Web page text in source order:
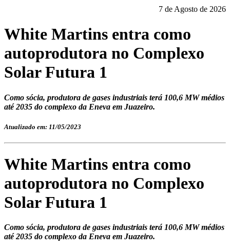
7 de Agosto de 2026
White Martins entra como
autoprodutora no Complexo
Solar Futura 1
Como sócia, produtora de gases industriais terá 100,6 MW médios
até 2035 do complexo da Eneva em Juazeiro.
Atualizado em: 11/05/2023
White Martins entra como
autoprodutora no Complexo
Solar Futura 1
Como sócia, produtora de gases industriais terá 100,6 MW médios
até 2035 do complexo da Eneva em Juazeiro.